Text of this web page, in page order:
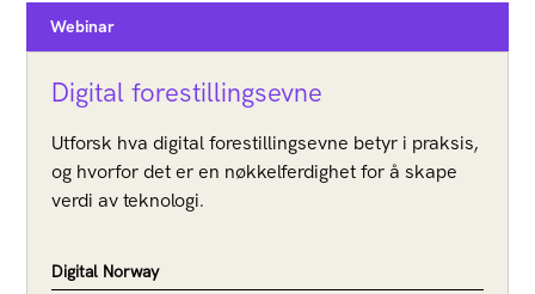
Webinar
Digital forestillingsevne
Utforsk hva digital forestillingsevne betyr i praksis,
og hvorfor det er en nøkkelferdighet for å skape
verdi av teknologi.
Digital Norway